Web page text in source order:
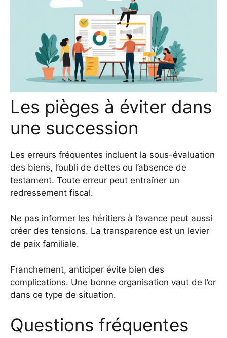
Les pièges à éviter dans
une succession
Les erreurs fréquentes incluent la sous-évaluation
des biens, l’oubli de dettes ou l’absence de
testament. Toute erreur peut entraîner un
redressement fiscal.
Ne pas informer les héritiers à l’avance peut aussi
créer des tensions. La transparence est un levier
de paix familiale.
Franchement, anticiper évite bien des
complications. Une bonne organisation vaut de l’or
dans ce type de situation.
Questions fréquentes